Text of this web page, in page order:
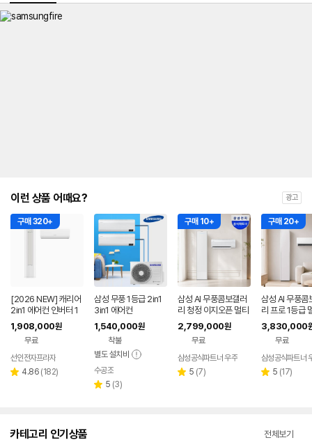
치
비
이런 상품 어때요? 광고
구매 320+
[2026 NEW] 캐리어
2in1 에어컨 인버터 1
등급 멀티형 wifi 17평
+6평 투인원 전국 설
치비포함
1,908,000원
무료
선인전자프라자
별 4.86 리
(182)
삼성 무풍 1등급 2in1
3in1 에어컨
1,540,000원
착불
별도 설치비
페이
수공조
별 5 리
(3)
구매 10+
삼성 AI 무풍콤보갤러
리 청정 이지오픈 멀티
형 에어컨 AF80F17D
22WRS 기본설치포
2,799,000원
무료
삼성공식파트너 우주
별 5 리
(7)
구매 20+
삼성 AI 무풍콤
리 프로 1등급
에어컨
8ERS 기본설
3,830,000
무료
삼성공식파트너
별 5 리
(17)
카테고리 인기상품 전체보기